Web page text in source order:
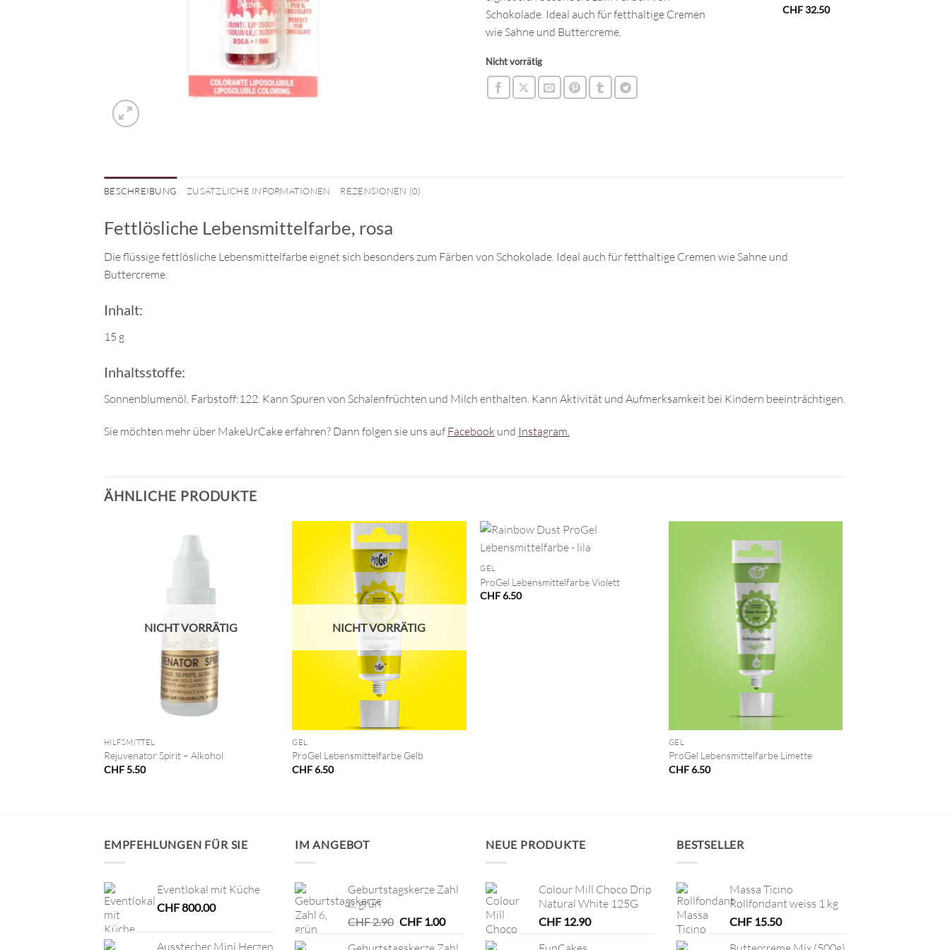
Schokolade. Ideal auch für fetthaltige Cremen
wie Sahne und Buttercreme.
Nicht vorrätig
CHF32.50
BESCHREIBUNG ZUSÄTZLICHE INFORMATIONEN REZENSIONEN (0)
Fettlösliche Lebensmittelfarbe, rosa
Dieflüssige fettlösliche Lebensmittelfarbeeignet sich besonders zum Färben von Schokolade. Ideal auch für fetthaltige Cremen wie Sahne und
Buttercreme.
Inhalt:
15 g
Inhaltsstoffe:
Sonnenblumenöl, Farbstoff:122. Kann Spuren von Schalenfrüchten und Milch enthalten. Kann Aktivität und Aufmerksamkeit bei Kindern beeinträchtigen.
Sie möchten mehr über MakeUrCake erfahren? Dann folgen sie uns auf Facebook und Instagram.
ÄHNLICHE PRODUKTE
NICHT VORRÄTIG
HILFSMITTEL
Rejuvenator Spirit – Alkohol
CHF5.50
NICHT VORRÄTIG
GEL
ProGel Lebensmittelfarbe Gelb
CHF6.50
GEL
ProGel Lebensmittelfarbe Violett
CHF6.50
GEL
ProGel Lebensmittelfarbe Limette
CHF6.50
EMPFEHLUNGEN FÜR SIE
Eventlokal mit Küche
CHF800.00
Ausstecher Mini Herzen
IM ANGEBOT
Geburtstagskerze Zahl
6, grün
CHF2.90 Ursprünglicher
CHF1.00Aktueller
NEUE PRODUKTE
Colour Mill Choco Drip
Natural White 125G
CHF12.90
BESTSELLER
Massa Ticino
Rollfondant weiss 1 kg
CHF15.50